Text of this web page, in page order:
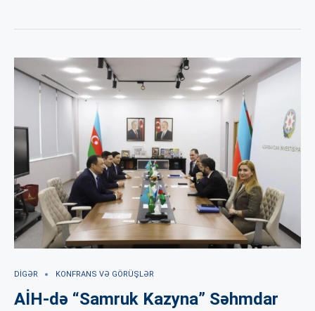
DIGƏR KONFRANS VƏ GÖRÜŞLƏR
AİH-də “Samruk Kazyna” Səhmdar